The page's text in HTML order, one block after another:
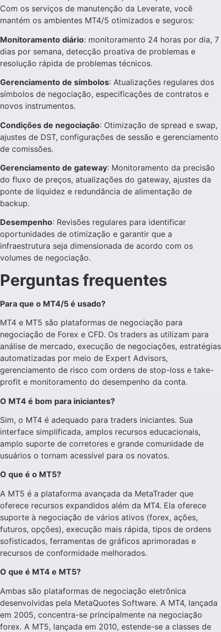
Com os serviços de manutenção da Leverate, você
mantém os ambientes MT4/5 otimizados e seguros:
Monitoramento diário: monitoramento 24 horas por dia, 7
dias por semana, detecção proativa de problemas e
resolução rápida de problemas técnicos.
Gerenciamento de símbolos: Atualizações regulares dos
símbolos de negociação, especificações de contratos e
novos instrumentos.
Condições de negociação: Otimização de spread e swap,
ajustes de DST, configurações de sessão e gerenciamento
de comissões.
Gerenciamento de gateway: Monitoramento da precisão
do fluxo de preços, atualizações do gateway, ajustes da
ponte de liquidez e redundância de alimentação de
backup.
Desempenho: Revisões regulares para identificar
oportunidades de otimização e garantir que a
infraestrutura seja dimensionada de acordo com os
volumes de negociação.
Perguntas frequentes
Para que o MT4/5 é usado?
MT4 e MT5 são plataformas de negociação para
negociação de Forex e CFD. Os traders as utilizam para
análise de mercado, execução de negociações, estratégias
automatizadas por meio de Expert Advisors,
gerenciamento de risco com ordens de stop-loss e take-
profit e monitoramento do desempenho da conta.
O MT4 é bom para iniciantes?
Sim, o MT4 é adequado para traders iniciantes. Sua
interface simplificada, amplos recursos educacionais,
amplo suporte de corretores e grande comunidade de
usuários o tornam acessível para os novatos.
O que é o MT5?
A MT5 é a plataforma avançada da MetaTrader que
oferece recursos expandidos além da MT4. Ela oferece
suporte à negociação de vários ativos (forex, ações,
futuros, opções), execução mais rápida, tipos de ordens
sofisticados, ferramentas de gráficos aprimoradas e
recursos de conformidade melhorados.
O que é MT4 e MT5?
Ambas são plataformas de negociação eletrônica
desenvolvidas pela MetaQuotes Software. A MT4, lançada
em 2005, concentra-se principalmente na negociação
forex. A MT5, lançada em 2010, estende-se a classes de